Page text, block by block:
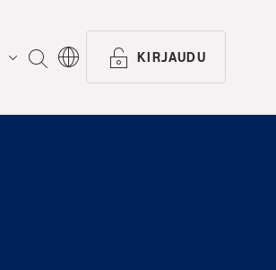
ETSI KIRJAUDU